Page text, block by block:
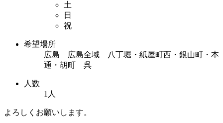
土
日
祝
希望場所
広島 広島全域 八丁堀・紙屋町西・銀山町・本
通・胡町 呉
人数
1人
よろしくお願いします。